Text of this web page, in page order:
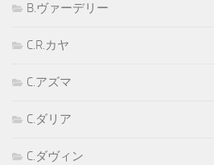
B.ヴァーデリー
C.R.カヤ
C.アズマ
C.ダリア
C.ダヴィン